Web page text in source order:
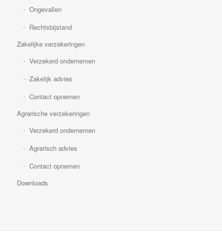
Ongevallen
Rechtsbijstand
Zakelijke verzekeringen
Verzekerd ondernemen
Zakelijk advies
Contact opnemen
Agrarische verzekeringen
Verzekerd ondernemen
Agrarisch advies
Contact opnemen
Downloads